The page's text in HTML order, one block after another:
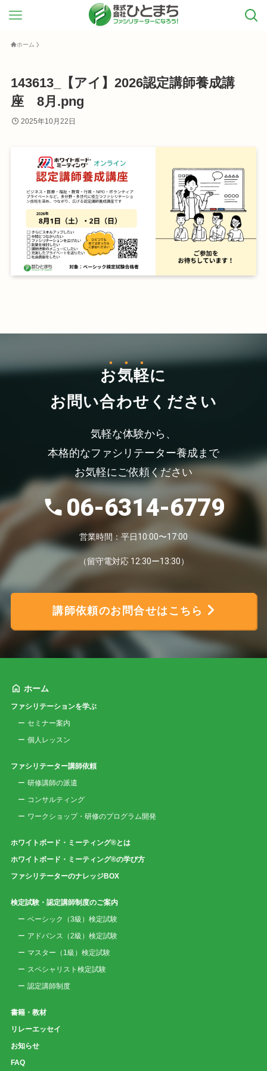
ホーム
143613_【アイ】2026認定講師養成講
座 8月.png
2025年10月22日
お気軽に
お問い合わせください
気軽な体験から、
本格的なファシリテーター養成まで
お気軽にご依頼ください
06-6314-6779
営業時間：平日10:00〜17:00
（留守電対応 12:30ー13:30）
講師依頼のお問合せはこちら
ホーム
ファシリテーションを学ぶ
セミナー案内
個人レッスン
ファシリテーター講師依頼
研修講師の派遣
コンサルティング
ワークショップ・研修のプログラム開発
ホワイトボード・ミーティング®とは
ホワイトボード・ミーティング®の学び方
ファシリテーターのナレッジBOX
検定試験・認定講師制度のご案内
ベーシック（3級）検定試験
アドバンス（2級）検定試験
マスター（1級）検定試験
スペシャリスト検定試験
認定講師制度
書籍・教材
リレーエッセイ
お知らせ
FAQ